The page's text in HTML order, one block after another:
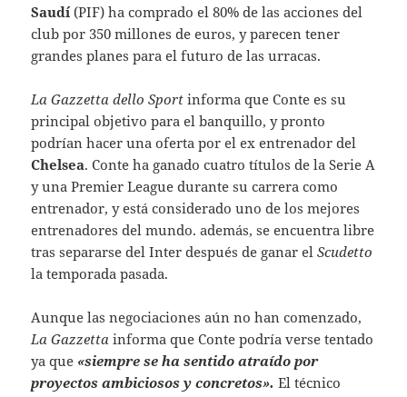
Saudí (PIF) ha comprado el 80% de las acciones del
club por 350 millones de euros, y parecen tener
grandes planes para el futuro de las urracas.
La Gazzetta dello Sport informa que Conte es su
principal objetivo para el banquillo, y pronto
podrían hacer una oferta por el ex entrenador del
Chelsea. Conte ha ganado cuatro títulos de la Serie A
y una Premier League durante su carrera como
entrenador, y está considerado uno de los mejores
entrenadores del mundo. además, se encuentra libre
tras separarse del Inter después de ganar elScudetto
la temporada pasada.
Aunque las negociaciones aún no han comenzado,
La Gazzetta informa que Conte podría verse tentado
ya que «siempre se ha sentido atraído por
proyectos ambiciosos y concretos». El técnico